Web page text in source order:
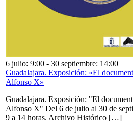
6 julio: 9:00 - 30 septiembre: 14:00
Guadalajara. Exposición: «El
Alfonso X»
Guadalajara. Exposición: "El
Alfonso X" Del 6 de julio al 30 de
9 a 14 horas. Archivo Histórico […]